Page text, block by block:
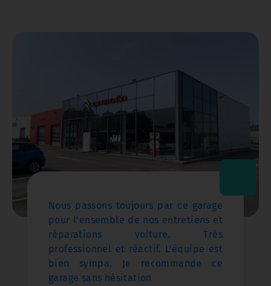
Nous passons toujours par ce garage
pour l'ensemble de nos entretiens et
réparations voiture. Très
professionnel et réactif. L'équipe est
bien sympa. Je recommande ce
garage sans hésitation